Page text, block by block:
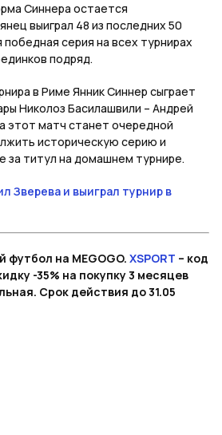
Синнера остается
выиграл 48 из последних 50
серия на всех турнирах
подряд.
в Риме Янник Синнер сыграет
Николоз Басилашвили – Андрей
этот матч станет очередной
историческую серию и
за титул на домашнем турнире.
Зверева и выиграл турнир в
на MEGOGO. XSPORT – код
-35% на покупку 3 месяцев
Срок действия до 31.05